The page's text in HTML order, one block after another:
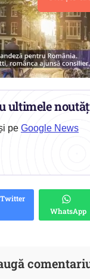
ultimele
pe Google News
Twitter
WhatsApp